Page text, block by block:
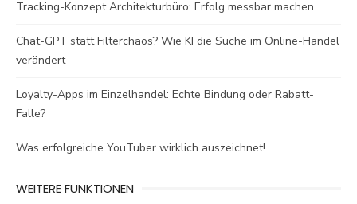
Tracking-Konzept Architekturbüro: Erfolg messbar machen
Chat-GPT statt Filterchaos? Wie KI die Suche im Online-Handel
verändert
Loyalty-Apps im Einzelhandel: Echte Bindung oder Rabatt-
Falle?
Was erfolgreiche YouTuber wirklich auszeichnet!
WEITERE FUNKTIONEN